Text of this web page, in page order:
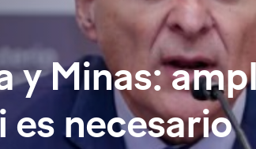
y Minas:
necesario